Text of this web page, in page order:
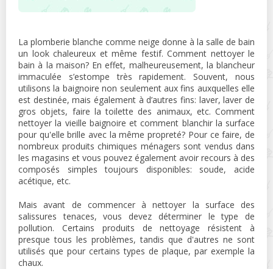
La plomberie blanche comme neige donne à la salle de bain
un look chaleureux et même festif. Comment nettoyer le
bain à la maison? En effet, malheureusement, la blancheur
immaculée s’estompe très rapidement. Souvent, nous
utilisons la baignoire non seulement aux fins auxquelles elle
est destinée, mais également à d’autres fins: laver, laver de
gros objets, faire la toilette des animaux, etc. Comment
nettoyer la vieille baignoire et comment blanchir la surface
pour qu'elle brille avec la même propreté? Pour ce faire, de
nombreux produits chimiques ménagers sont vendus dans
les magasins et vous pouvez également avoir recours à des
composés simples toujours disponibles: soude, acide
acétique, etc.
Mais avant de commencer à nettoyer la surface des
salissures tenaces, vous devez déterminer le type de
pollution. Certains produits de nettoyage résistent à
presque tous les problèmes, tandis que d'autres ne sont
utilisés que pour certains types de plaque, par exemple la
chaux.